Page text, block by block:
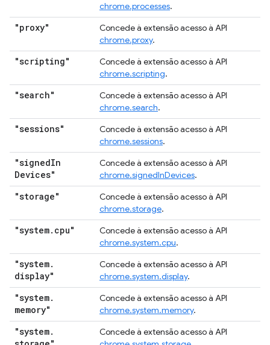
chrome.processes.
"proxy"
Concede à extensão acesso à API
chrome.proxy.
"scripting"
Concede à extensão acesso à API
chrome.scripting.
"search"
Concede à extensão acesso à API
chrome.search.
"sessions"
Concede à extensão acesso à API
chrome.sessions.
"signedIn
Devices"
Concede à extensão acesso à API
chrome.signedInDevices.
"storage"
Concede à extensão acesso à API
chrome.storage.
"system. cpu"
Concede à extensão acesso à API
chrome.system.cpu.
"system.
display"
Concede à extensão acesso à API
chrome.system.display.
"system.
memory"
Concede à extensão acesso à API
chrome.system.memory.
"system.
Concede à extensão acesso à API